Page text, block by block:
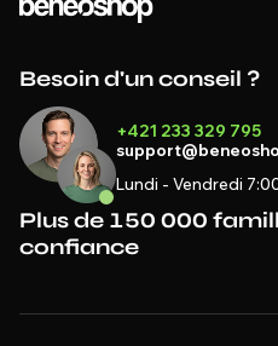
Besoin d'un conseil ?
+421 233 329 795
Lundi - Vendredi
Plus de 150 000
confiance